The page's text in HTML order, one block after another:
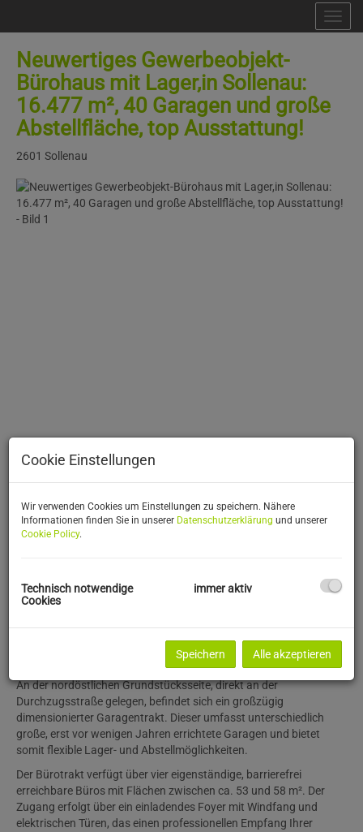
Neuwertiges Gewerbeobjekt-
Bürohaus mit Lager,in Sollenau:
16.477 m², 40 Garagen und große
Abstellfläche, top Ausstattung!
2601 Sollenau
angeschlossener Lagerhalle errichtet, das vielfältige
Nutzungsmöglichkeiten für Unternehmen unterschiedlichster
An der nordöstlichen Grundstücksseite, direkt an der
Durchzugsstraße gelegen, befindet sich ein großzügig
dimensionierter Garagentrakt. Dieser umfasst unterschiedlich
große, erst vor wenigen Jahren errichtete Garagen und bietet
somit flexible Lager- und Abstellmöglichkeiten.
Der Bürotrakt verfügt über vier eigenständige, barrierefrei
erreichbare Büros mit Flächen zwischen ca. 53 und 58 m². Der
Zugang erfolgt über ein einladendes Foyer mit Windfang und
elektrischen Türen, das einen professionellen Empfang Ihrer
Cookie Einstellungen
Wir verwenden Cookies um Einstellungen zu speichern. Nähere
Informationen finden Sie in unserer Datenschutzerklärung und unserer
Cookie Policy.
Technisch notwendige
Cookies
immer aktiv
Speichern Alle akzeptieren